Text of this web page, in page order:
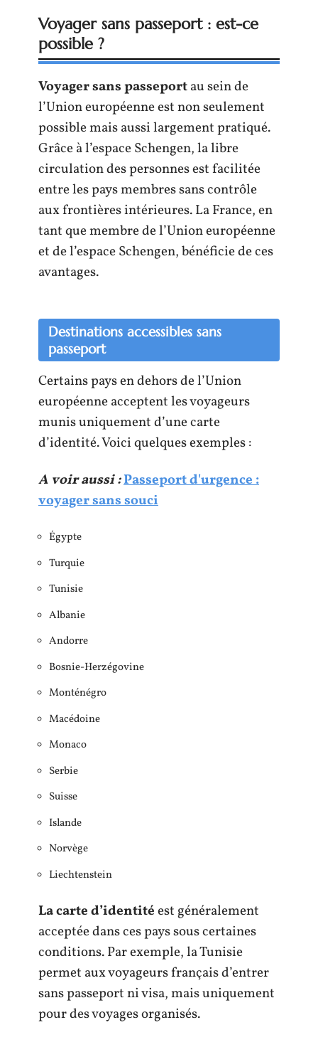
Voyager sans passeport : est-ce
possible ?
Voyager sans passeportau sein de
l’Union européenne est non seulement
possible mais aussi largement pratiqué.
Grâce à l’espace Schengen, la libre
circulation des personnes est facilitée
entre les pays membres sans contrôle
aux frontières intérieures. La France, en
tant que membre de l’Union européenne
et de l’espace Schengen, bénéficie de ces
avantages.
Destinations accessibles sans
passeport
Certains pays en dehors de l’Union
européenne acceptent les voyageurs
munis uniquement d’une carte
d’identité. Voici quelques exemples :
A voir aussi :Passeport d'urgence :
voyager sans souci
Égypte
Turquie
Tunisie
Albanie
Andorre
Bosnie-Herzégovine
Monténégro
Macédoine
Monaco
Serbie
Suisse
Islande
Norvège
Liechtenstein
La carte d’identitéest généralement
acceptée dans ces pays sous certaines
conditions. Par exemple, la Tunisie
permet aux voyageurs français d’entrer
sans passeport ni visa, mais uniquement
pour des voyages organisés.